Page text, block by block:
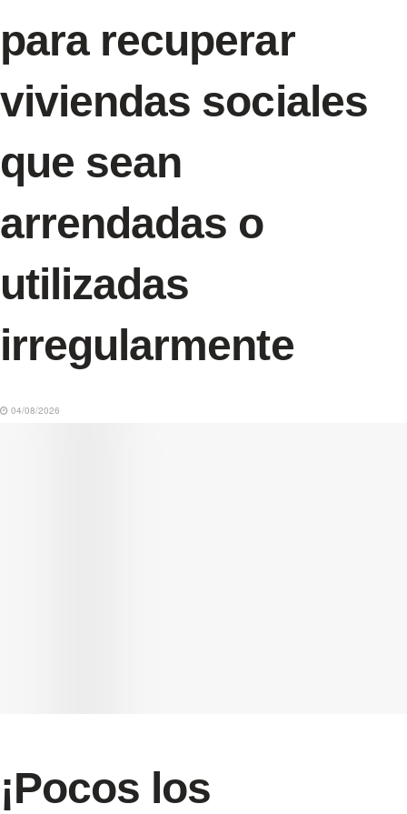
para recuperar
viviendas sociales
que sean
arrendadas o
utilizadas
irregularmente
04/08/2026
¡Pocos los